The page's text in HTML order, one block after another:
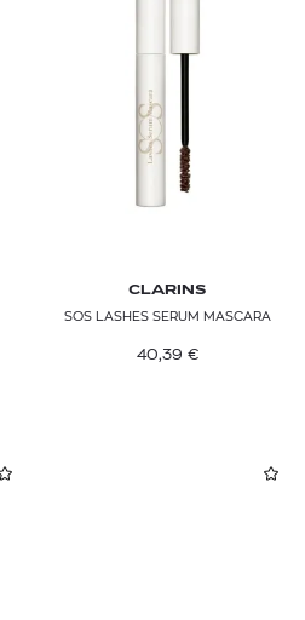
CLARINS
SOS LASHES SERUM MASCARA
40,39 €